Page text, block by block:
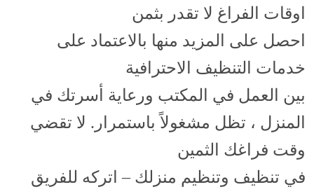
اوقات الفراغ لا تقدر بثمن
احصل على المزيد منها بالاعتماد على
خدمات التنظيف الاحترافية
بين العمل في المكتب ورعاية أسرتك في
المنزل ، تظل مشغولاً باستمرار. لا تقضي
وقت فراغك الثمين
في تنظيف وتنظيم منزلك – اتركه للفريق